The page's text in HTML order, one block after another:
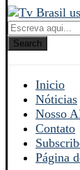
Search
Inicio
Nóticias
Nosso
Contato
Página